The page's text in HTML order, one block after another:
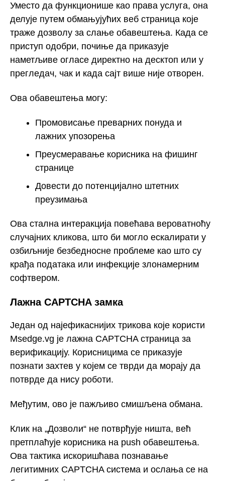
Уместо да функционише као права услуга, она
делује путем обмањујућих веб страница које
траже дозволу за слање обавештења. Када се
приступ одобри, почиње да приказује
наметљиве огласе директно на десктоп или у
прегледач, чак и када сајт више није отворен.
Ова обавештења могу:
Промовисање преварних понуда и
лажних упозорења
Преусмеравање корисника на фишинг
странице
Довести до потенцијално штетних
преузимања
Ова стална интеракција повећава вероватноћу
случајних кликова, што би могло ескалирати у
озбиљније безбедносне проблеме као што су
крађа података или инфекције злонамерним
софтвером.
Лажна CAPTCHA замка
Један од најефикаснијих трикова које користи
Msedge.vg је лажна CAPTCHA страница за
верификацију. Корисницима се приказује
познати захтев у којем се тврди да морају да
потврде да нису роботи.
Међутим, ово је пажљиво смишљена обмана.
Клик на „Дозволи“ не потврђује ништа, већ
претплаћује корисника на push обавештења.
Ова тактика искоришћава познавање
легитимних CAPTCHA система и ослања се на